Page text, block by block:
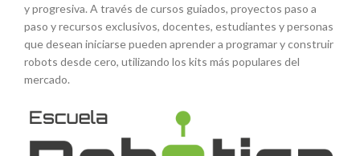
y progresiva. A través de cursos guiados, proyectos paso a
paso y recursos exclusivos, docentes, estudiantes y personas
que desean iniciarse pueden aprender a programar y construir
robots desde cero, utilizando los kits más populares del
mercado.